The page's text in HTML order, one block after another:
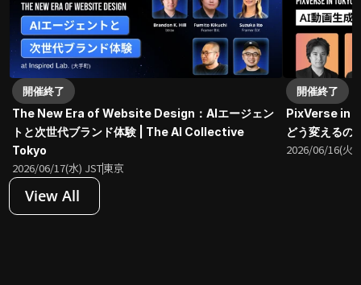
開催終了
The New Era of Website Design：AIエージェン
トと次世代ブランド体験 | The AI Collective
Tokyo
2026/06/17(水) JST東京
開催終了
PixVerse in
どう変える
2026/06/16(火)
View All